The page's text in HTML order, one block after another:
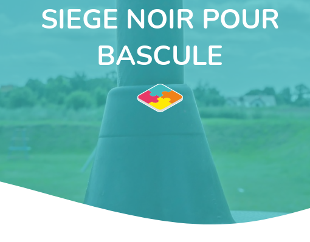
SIEGE NOIR POUR
BASCULE